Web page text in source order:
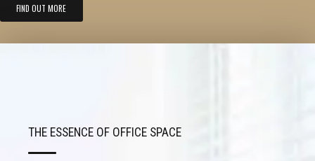
THE ESSENCE OF OFFICE SPACE